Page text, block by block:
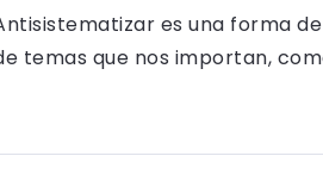
es una forma
temas que nos importan,